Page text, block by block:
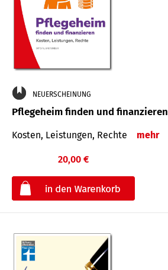
NEUERSCHEINUNG
Pflegeheim finden und finanzieren
Kosten, Leistungen, Rechte mehr
20,00 €